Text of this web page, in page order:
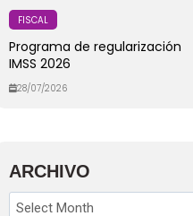
FISCAL
Programa de regularización
IMSS 2026
28/07/2026
ARCHIVO